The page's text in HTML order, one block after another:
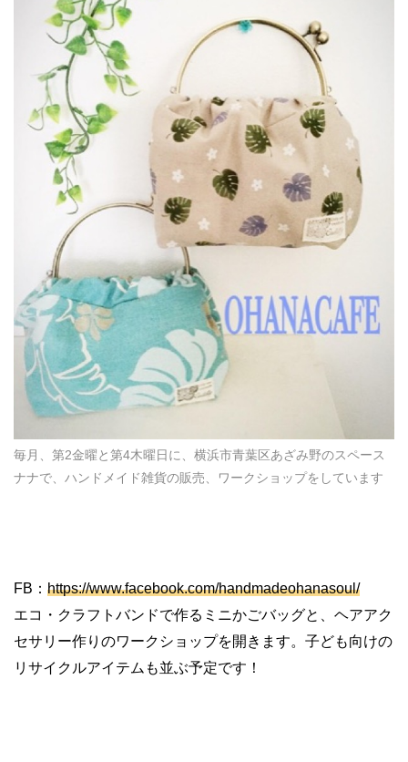
毎月、第2金曜と第4木曜日に、横浜市青葉区あざみ野のスペース
ナナで、ハンドメイド雑貨の販売、ワークショップをしています
FB： https://www.facebook.com/handmadeohanasoul/
エコ・クラフトバンドで作るミニかごバッグと、ヘアアク
セサリー作りのワークショップを開きます。子ども向けの
リサイクルアイテムも並ぶ予定です！